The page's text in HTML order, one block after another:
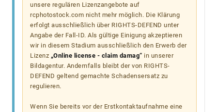
unsere regulären Lizenzangebote auf
rcphotostock.com nicht mehr möglich. Die Klärung
erfolgt ausschließlich über RIGHTS-DEFEND unter
Angabe der Fall-ID. Als gültige Einigung akzeptieren
wir in diesem Stadium ausschließlich den Erwerb der
Lizenz „Online license - claim damag“ in unserer
Bildagentur. Andernfalls bleibt der von RIGHTS-
DEFEND geltend gemachte Schadensersatz zu
regulieren.
Wenn Sie bereits vor der Erstkontaktaufnahme eine